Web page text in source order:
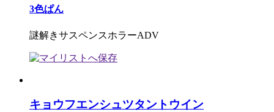
3色ぱん
謎解きサスペンスホラーADV
キョウフエンシュツタントウイン